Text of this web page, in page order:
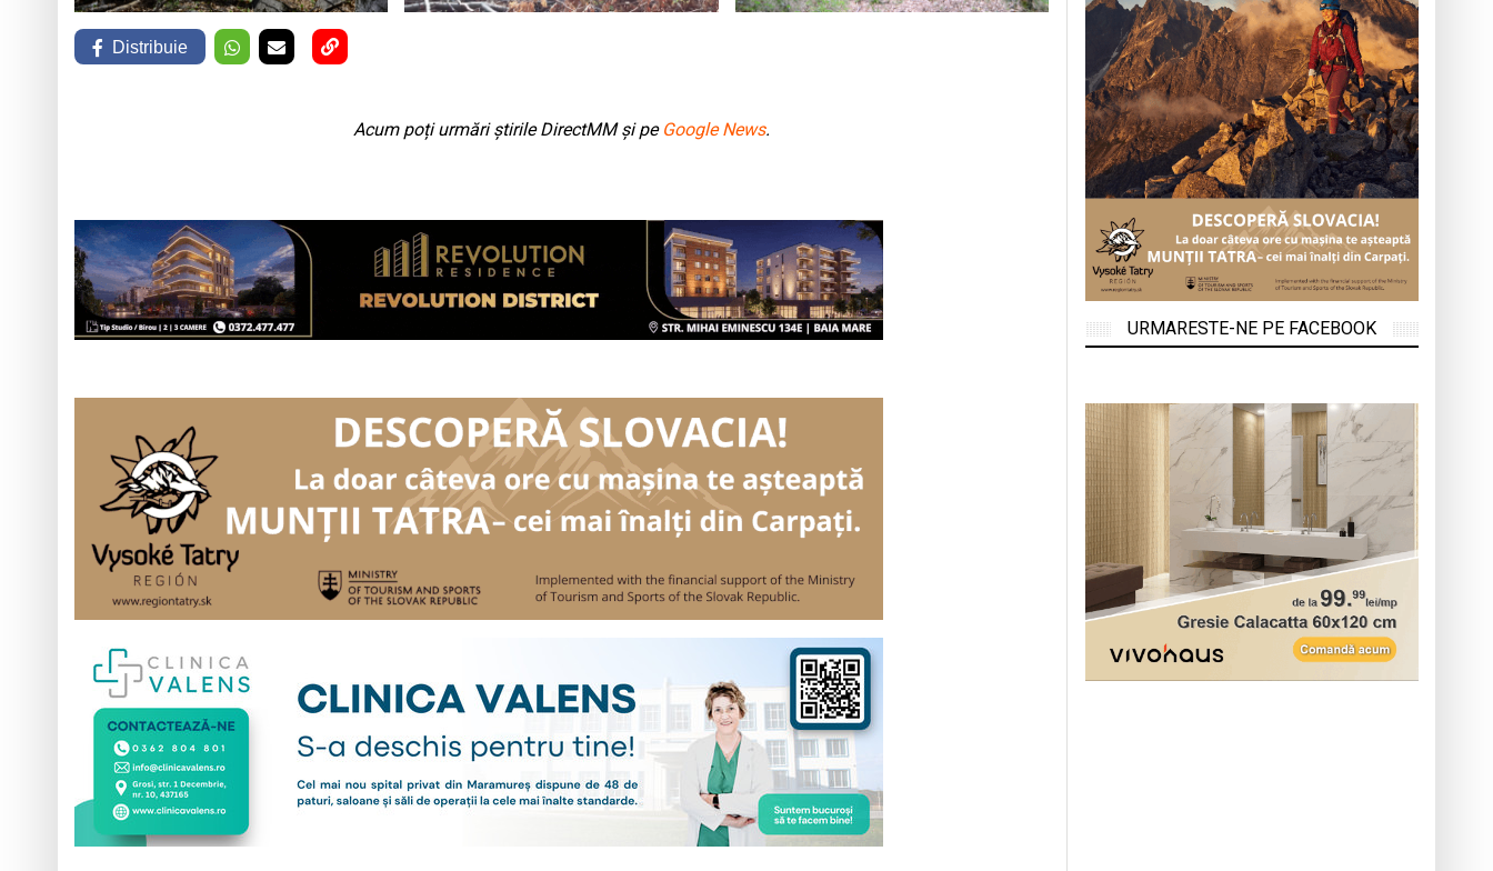
Distribuie
Acum poți urmări știrile DirectMM și pe Google News.
URMARESTE-NE PE FACEBOOK